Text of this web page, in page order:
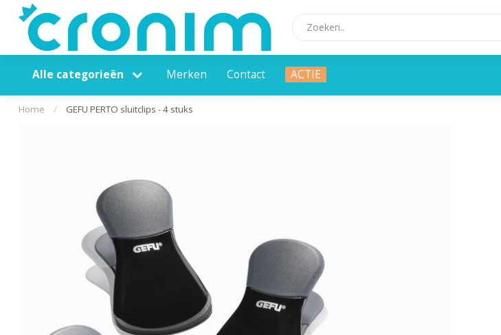
Alle categorieën Merken Contact ACTIE
Home / GEFU PERTO sluitclips - 4 stuks